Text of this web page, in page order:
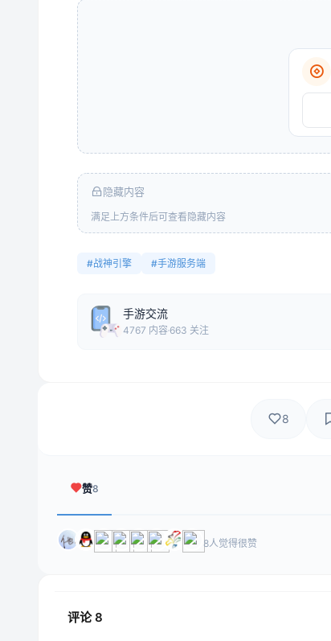
隐藏内容
满足上方条件后可查看隐藏内容
#战神引擎 #手游服务端
手游交流
4767 内容 663 关注
8
赞8
8人觉得很赞
评论8